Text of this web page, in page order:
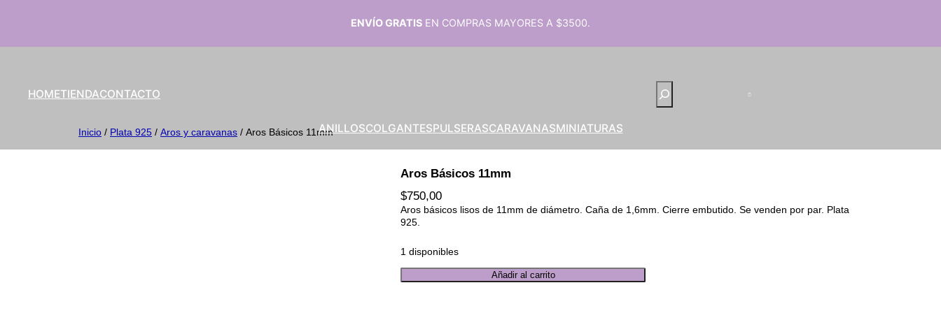
ENVÍO GRATIS EN COMPRAS MAYORES A $3500.
HOMETIENDACONTACTO
ANILLOSCOLGANTESPULSERASCARAVANASMINIATURAS
u
r
Inicio / Plata 925 / Aros y caravanas / Aros Básicos 11mm
Aros Básicos 11mm
$750,00
Aros básicos lisos de 11mm de diámetro. Caña de 1,6mm. Cierre embutido. Se venden por par. Plata
925.
1 disponibles
r
Añadir al carrito